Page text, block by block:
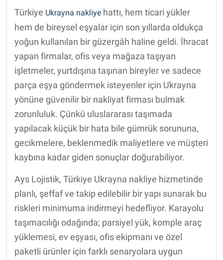
Türkiye Ukrayna nakliye hattı, hem ticari yükler
hem de bireysel eşyalar için son yıllarda oldukça
yoğun kullanılan bir güzergâh haline geldi. İhracat
yapan firmalar, ofis veya mağaza taşıyan
işletmeler, yurtdışına taşınan bireyler ve sadece
parça eşya göndermek isteyenler için Ukrayna
yönüne güvenilir bir nakliyat firması bulmak
zorunluluk. Çünkü uluslararası taşımada
yapılacak küçük bir hata bile gümrük sorununa,
gecikmelere, beklenmedik maliyetlere ve müşteri
kaybına kadar giden sonuçlar doğurabiliyor.
Ays Lojistik, Türkiye Ukrayna nakliye hizmetinde
planlı, şeffaf ve takip edilebilir bir yapı sunarak bu
riskleri minimuma indirmeyi hedefliyor. Karayolu
taşımacılığı odağında; parsiyel yük, komple araç
yüklemesi, ev eşyası, ofis ekipmanı ve özel
paketli ürünler için farklı senaryolara uygun